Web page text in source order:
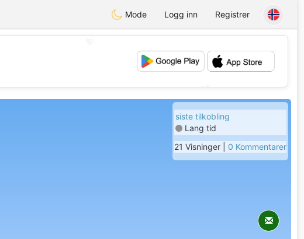
Mode Logg inn Registrer
siste tilkobling
Lang tid
21 Visninger | 0 Kommentarer